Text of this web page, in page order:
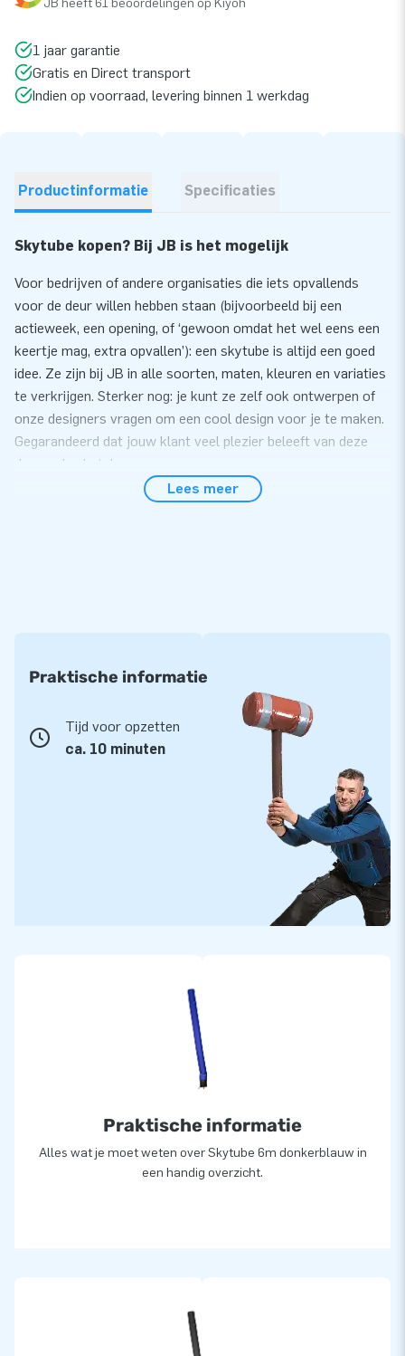
1 jaar garantie
Gratis en Direct transport
Indien op voorraad, levering binnen 1 werkdag
Productinformatie Specificaties
Skytube kopen? Bij JB is het mogelijk
Voor bedrijven of andere organisaties die iets opvallends
voor de deur willen hebben staan (bijvoorbeeld bij een
actieweek, een opening, of ‘gewoon omdat het wel eens een
keertje mag, extra opvallen’): een skytube is altijd een goed
idee. Ze zijn bij JB in alle soorten, maten, kleuren en variaties
te verkrijgen. Sterker nog: je kunt ze zelf ook ontwerpen of
onze designers vragen om een cool design voor je te maken.
Gegarandeerd dat jouw klant veel plezier beleeft van deze
dansende skytubes.
Lees meer
Praktische informatie
Tijd voor opzetten
ca. 10 minuten
Praktische informatie
Alles wat je moet weten over Skytube 6m donkerblauw in
een handig overzicht.